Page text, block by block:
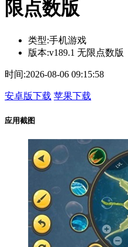
限点数版
类型:手机游戏
版本:v189.1 无限点数版
时间:2026-08-06 09:15:58
安卓版下载 苹果下载
应用截图